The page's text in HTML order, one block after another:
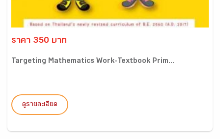
ราคา 350 บาท
Targeting Mathematics Work-Textbook Prim...
ดูรายละเอียด